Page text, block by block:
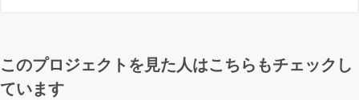
このプロジェクトを見た人はこちらもチェックし
ています